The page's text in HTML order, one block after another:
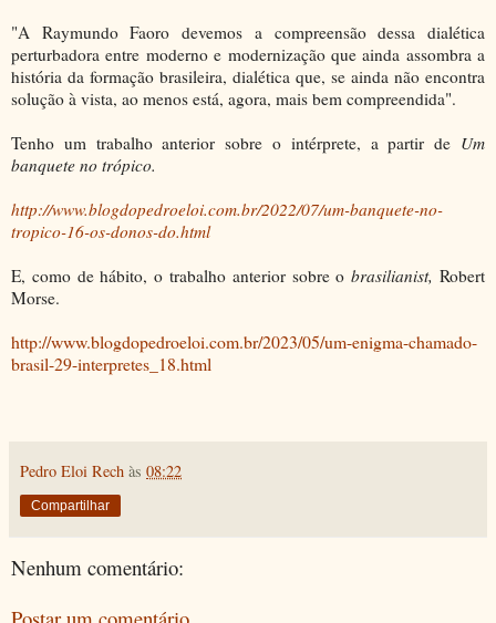
"A Raymundo Faoro devemos a compreensão dessa dialética
perturbadora entre moderno e modernização que ainda assombra a
história da formação brasileira, dialética que, se ainda não encontra
solução à vista, ao menos está, agora, mais bem compreendida".
Tenho um trabalho anterior sobre o intérprete, a partir de Um
banquete no trópico.
http://www.blogdopedroeloi.com.br/2022/07/um-banquete-no-
tropico-16-os-donos-do.html
E, como de hábito, o trabalho anterior sobre obrasilianist,Robert
Morse.
http://www.blogdopedroeloi.com.br/2023/05/um-enigma-chamado-
brasil-29-interpretes_18.html
Pedro Eloi Rech às 08:22
Compartilhar
Nenhum comentário: